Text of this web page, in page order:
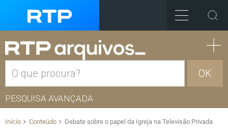
OK
PESQUISA AVANÇADA
Início Conteúdo Debate sobre o papel da Igreja na Televisão Privada